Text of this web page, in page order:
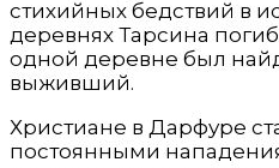
стихийных бедствий в
деревнях Тарсина
одной деревне был
выживший.
Христиане в Дарфуре
постоянными